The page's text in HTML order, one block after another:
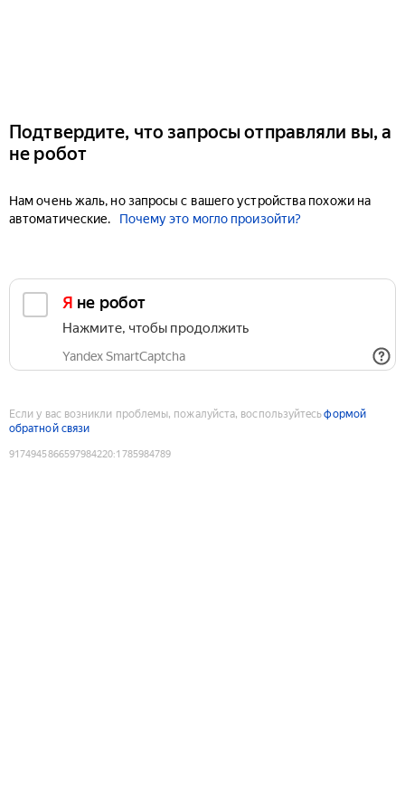
Подтвердите, что запросы отправляли вы, а
не робот
Нам очень жаль, но запросы с вашего устройства похожи на
автоматические.
Почему это могло произойти?
Я не робот
Нажмите, чтобы продолжить
Yandex SmartCaptcha
Если у вас возникли проблемы, пожалуйста, воспользуйтесьформой
обратной связи
9174945866597984220:1785984789